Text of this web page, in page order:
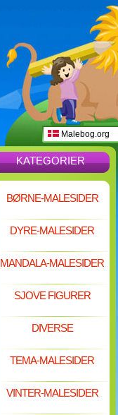
Malebog.org
KATEGORIER
BØRNE-MALESIDER
DYRE-MALESIDER
MANDALA-MALESIDER
SJOVE FIGURER
DIVERSE
TEMA-MALESIDER
VINTER-MALESIDER